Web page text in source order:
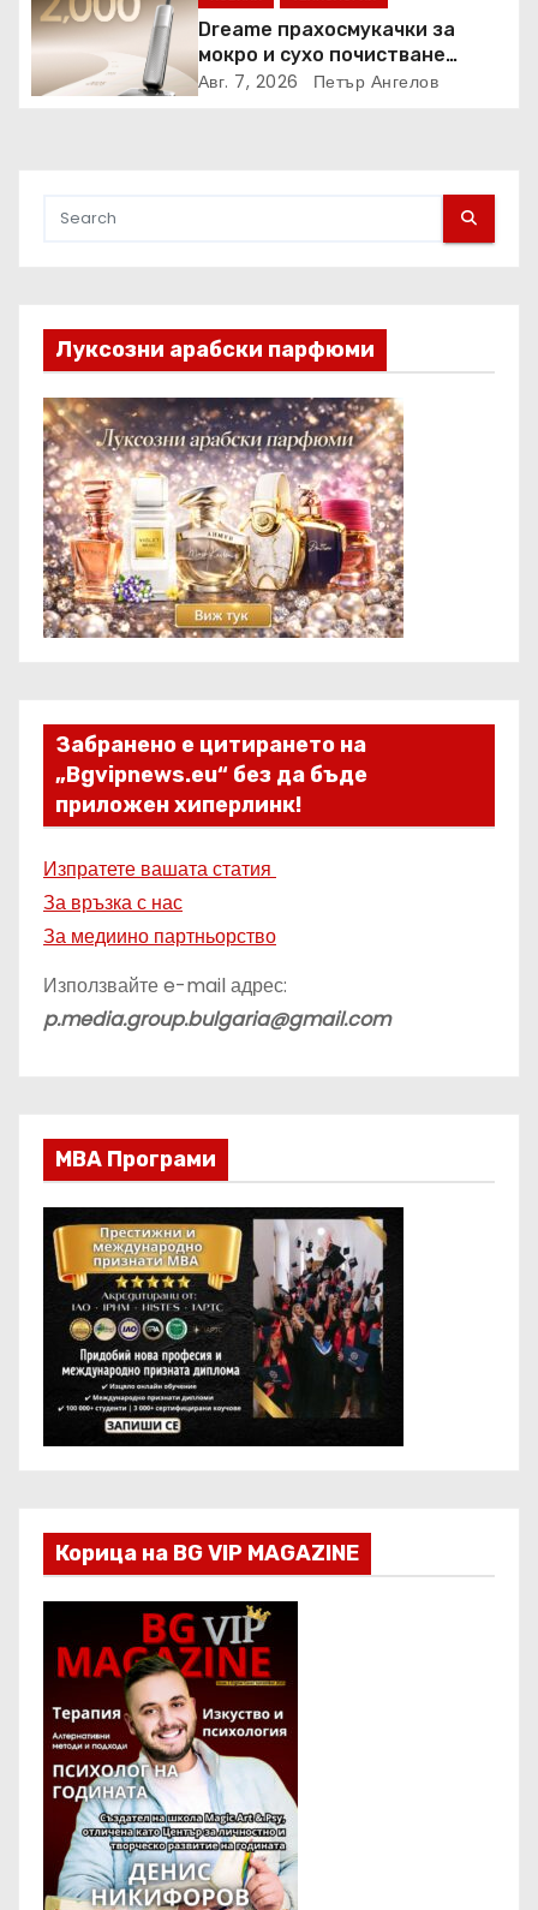
кампанията
Dreame прахосмукачки за
мокро и сухо почистване
надхвърлиха 2 000 патентни
Авг. 7, 2026 Петър Ангелов
Луксозни арабски парфюми
Забранено е цитирането на
„Bgvipnews.eu“ без да бъде
приложен хиперлинк!
Изпратете вашата статия
За връзка с нас
За медиино партньорство
Използвайте e-mail адрес:
p.media.group.bulgaria@gmail.com
МВА Програми
Корица на BG VIP MAGAZINE